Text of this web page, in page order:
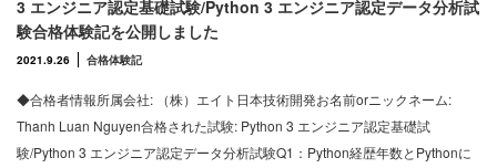
3 エンジニア認定基礎試験/Python 3 エンジニア認定データ分析試
験合格体験記を公開しました
2021.9.26 合格体験記
◆合格者情報所属会社: （株）エイト日本技術開発お名前orニックネーム:
Thanh Luan Nguyen合格された試験: Python 3 エンジニア認定基礎試
験/Python 3 エンジニア認定データ分析試験Q1：Python経歴年数とPythonに